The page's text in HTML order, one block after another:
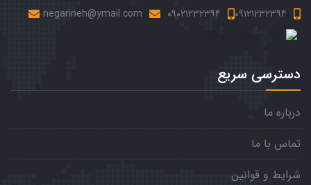
۰۹۱۲۱۲۳۲۳۹۴
۰۹۰۲۱۲۳۲۳۹۴ negarineh@ymail.com
دسترسی سریع
درباره ما
تماس با ما
شرایط و قوانین